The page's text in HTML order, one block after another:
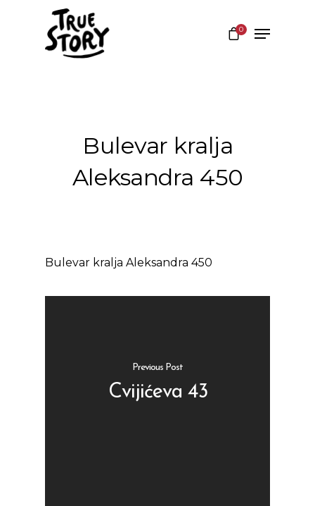
0
Bulevar kralja
Aleksandra 450
Bulevar kralja Aleksandra 450
Previous Post
Cvijićeva 43